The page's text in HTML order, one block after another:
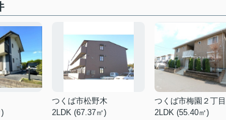
つくば市松野木
2LDK (67.37㎡)
つくば市梅園２丁目
2LDK (55.40㎡)